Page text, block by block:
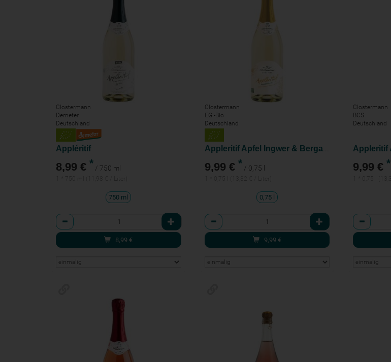
Clostermann
Demeter
Deutschland
Appléritif
8,99 € * / 750 ml
750 ml
Anzahl
8,99 €
Clostermann
EG -Bio
Deutschland
Appleritif Apfel Ingwer & Bergamotte
9,99 € * / 0,75 l
0,75 l
Anzahl
9,99 €
Clostermann
BCS
Deutschland
9,99 € *
Anzahl